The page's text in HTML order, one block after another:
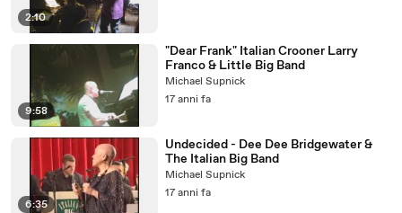
2:10
9:58
"Dear Frank" Italian Crooner Larry
Franco & Little Big Band
Michael Supnick
17 anni fa
6:35
Undecided - Dee Dee Bridgewater &
The Italian Big Band
Michael Supnick
17 anni fa